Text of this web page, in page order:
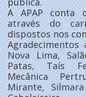
A APAP conta
através do
dispostos nos
Nova Lima,
Patas, Taís
Mecânica
Mirante,